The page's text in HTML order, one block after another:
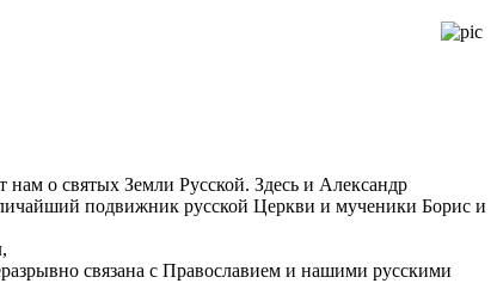
нам о святых Земли Русской. Здесь и Александр
подвижник русской Церкви и мученики Борис и
связана с Православием и нашими русскими